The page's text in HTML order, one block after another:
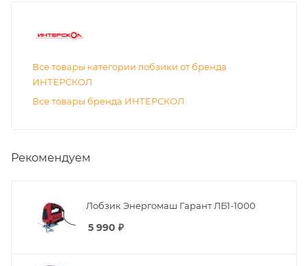
Все товары категории лобзики от бренда
ИНТЕРСКОЛ
Все товары бренда ИНТЕРСКОЛ
Рекомендуем
Лобзик Энергомаш Гарант ЛБ1-1000
5 990 ₽